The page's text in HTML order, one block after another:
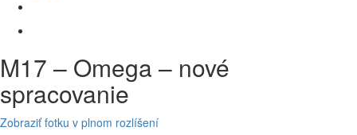
M17 – Omega – nové
spracovanie
Zobraziť fotku v plnom rozlíšení